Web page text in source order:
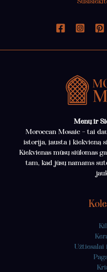
Menų ir
Moroccan Mosaic – tai
istorija, įausta į kiekvieną
Kiekvienas mūsų siūlomas
tam, kad jūsų namams
Užtiesalai